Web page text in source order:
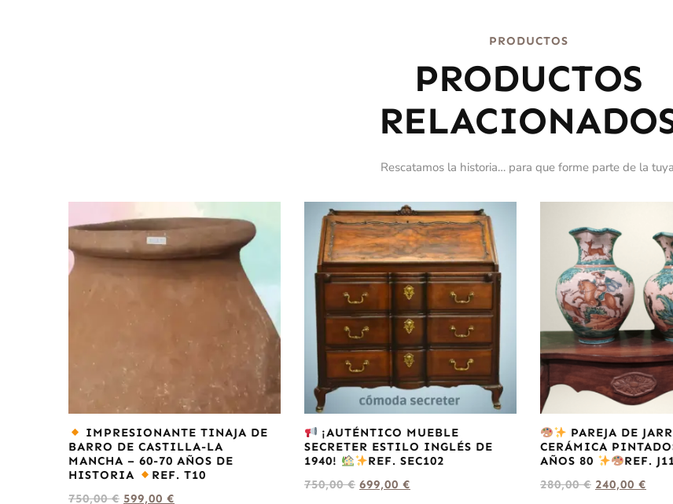
PRODUCTOS
PRODUCTOS
Rescatamos la historia… para que forme parte de la
IMPRESIONANTE TINAJA DE
BARRO DE CASTILLA-LA
MANCHA – 60-70 AÑOS DE
HISTORIA
REF. T10
750,00€ 599,00 €
¡AUTÉNTICO MUEBLE
SECRETER ESTILO INGLÉS DE
1940!
REF. SEC102
750,00€ 699,00 €
PAREJA DE
CERÁMICA
AÑOS 80
REF.
280,00€ 240,00 €